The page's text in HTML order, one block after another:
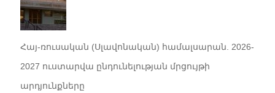
Հայ-ռուսական (Սլավոնական) համալսարան. 2026-
2027 ուստարվա ընդունելության մրցույթի
արդյունքները